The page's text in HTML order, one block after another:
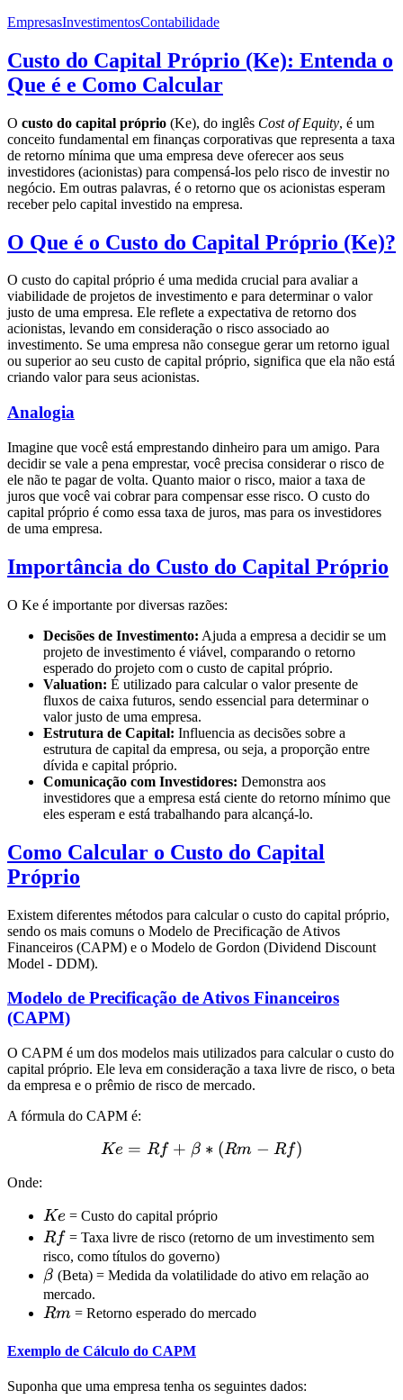
EmpresasInvestimentosContabilidade
Custo do Capital Próprio (Ke): Entenda o
Que é e Como Calcular
O custo do capital próprio (Ke), do inglês Cost of Equity, é um
conceito fundamental em finanças corporativas que representa a taxa
de retorno mínima que uma empresa deve oferecer aos seus
investidores (acionistas) para compensá-los pelo risco de investir no
negócio. Em outras palavras, é o retorno que os acionistas esperam
receber pelo capital investido na empresa.
O Que é o Custo do Capital Próprio (Ke)?
O custo do capital próprio é uma medida crucial para avaliar a
viabilidade de projetos de investimento e para determinar o valor
justo de uma empresa. Ele reflete a expectativa de retorno dos
acionistas, levando em consideração o risco associado ao
investimento. Se uma empresa não consegue gerar um retorno igual
ou superior ao seu custo de capital próprio, significa que ela não está
criando valor para seus acionistas.
Analogia
Imagine que você está emprestando dinheiro para um amigo. Para
decidir se vale a pena emprestar, você precisa considerar o risco de
ele não te pagar de volta. Quanto maior o risco, maior a taxa de
juros que você vai cobrar para compensar esse risco. O custo do
capital próprio é como essa taxa de juros, mas para os investidores
de uma empresa.
Importância do Custo do Capital Próprio
O Ke é importante por diversas razões:
Decisões de Investimento: Ajuda a empresa a decidir se um
projeto de investimento é viável, comparando o retorno
esperado do projeto com o custo de capital próprio.
Valuation: É utilizado para calcular o valor presente de
fluxos de caixa futuros, sendo essencial para determinar o
valor justo de uma empresa.
Estrutura de Capital: Influencia as decisões sobre a
estrutura de capital da empresa, ou seja, a proporção entre
dívida e capital próprio.
Comunicação com Investidores: Demonstra aos
investidores que a empresa está ciente do retorno mínimo que
eles esperam e está trabalhando para alcançá-lo.
Como Calcular o Custo do Capital
Próprio
Existem diferentes métodos para calcular o custo do capital próprio,
sendo os mais comuns o Modelo de Precificação de Ativos
Financeiros (CAPM) e o Modelo de Gordon (Dividend Discount
Model - DDM).
Modelo de Precificação de Ativos Financeiros
(CAPM)
O CAPM é um dos modelos mais utilizados para calcular o custo do
capital próprio. Ele leva em consideração a taxa livre de risco, o beta
da empresa e o prêmio de risco de mercado.
A fórmula do CAPM é:
Ke = Rf + \beta * (Rm -
Ke = Rf + β ∗ (Rm − Rf)
Onde:
Ke
Ke = Custo do capital próprio
Rf
Rf = Taxa livre de risco (retorno de um investimento sem
risco, como títulos do governo)
\beta
β (Beta) = Medida da volatilidade do ativo em relação ao
mercado.
Rm
Rm = Retorno esperado do mercado
Exemplo de Cálculo do CAPM
Suponha que uma empresa tenha os seguintes dados: